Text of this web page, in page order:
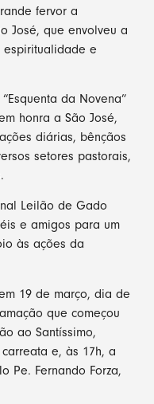
fervor a
José, que envolveu a
espiritualidade e
da Novena”
honra a São José,
diárias, bênçãos
setores pastorais,
Leilão de Gado
e amigos para um
às ações da
19 de março, dia de
que começou
ao Santíssimo,
e, às 17h, a
Pe. Fernando Forza,